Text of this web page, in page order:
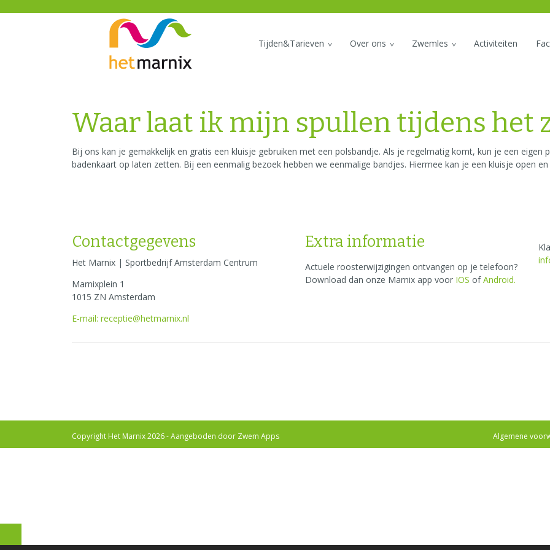
Tijden&Tarieven Over ons Zwemles Activiteiten
Waar laat ik mijn spullen tijdens het
Bij ons kan je gemakkelijk en gratis een kluisje gebruiken met een polsbandje. Als je regelmatig komt, kun je een eigen
badenkaart op laten zetten. Bij een eenmalig bezoek hebben we eenmalige bandjes. Hiermee kan je een kluisje open
Contactgegevens
Het Marnix | Sportbedrijf Amsterdam Centrum
Marnixplein 1
1015 ZN Amsterdam
E-mail: receptie@hetmarnix.nl
Extra informatie
Actuele roosterwijzigingen ontvangen op je telefoon?
Download dan onze Marnix app voor IOS of Android.
Copyright Het Marnix 2026 - Aangeboden door Zwem Apps Algemene